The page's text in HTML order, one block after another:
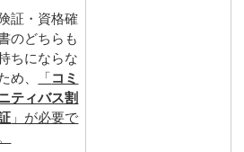
証・資格確
のどちらも
ちにならな
め、
「コミ
ティバス割
」が必要で